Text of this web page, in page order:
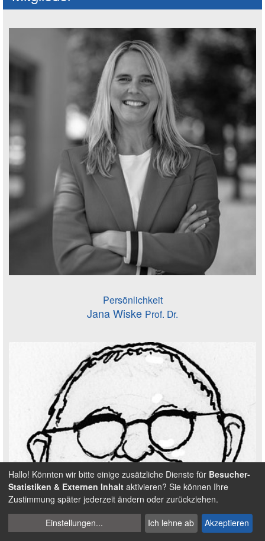
Persönlichkeit
Jana Wiske Prof. Dr.
Cookies
verwalten
Hallo! Könnten wir bitte einige zusätzliche Dienste für Besucher-
Statistiken & Externen Inhalt aktivieren? Sie können Ihre
Zustimmung später jederzeit ändern oder zurückziehen.
Einstellungen... Ich lehne ab Akzeptieren